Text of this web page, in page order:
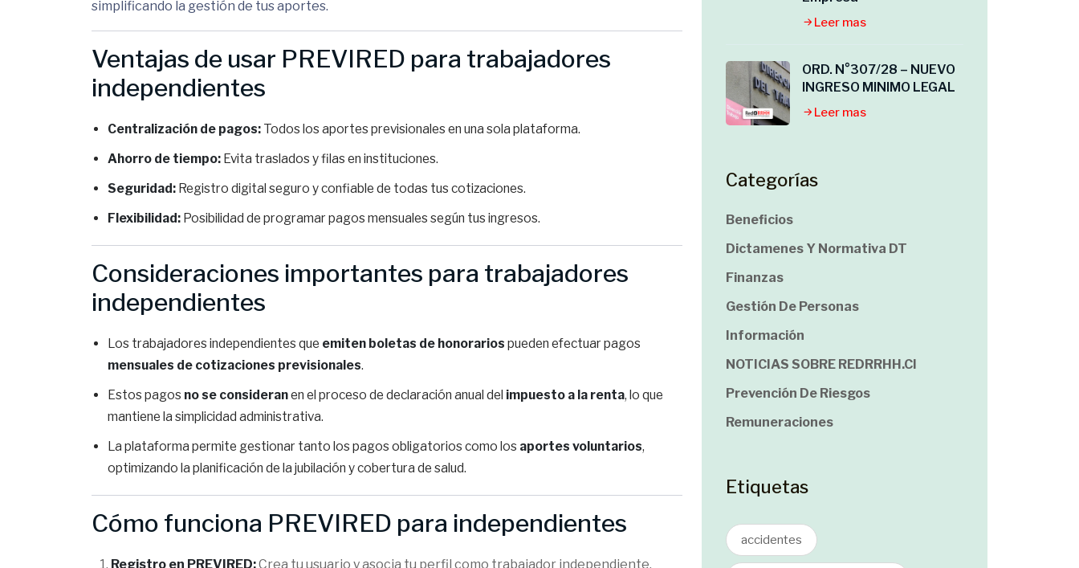
simplificando la gestión de tus aportes.
Ventajas de usar PREVIRED para trabajadores
independientes
Centralización de pagos: Todos los aportes previsionales en una sola plataforma.
Ahorro de tiempo: Evita traslados y filas en instituciones.
Seguridad: Registro digital seguro y confiable de todas tus cotizaciones.
Flexibilidad: Posibilidad de programar pagos mensuales según tus ingresos.
Consideraciones importantes para trabajadores
independientes
Los trabajadores independientes que emiten boletas de honorarios pueden efectuar pagos
mensuales de cotizaciones previsionales.
Estos pagos no se consideranen el proceso de declaración anual del impuesto a la renta, lo que
mantiene la simplicidad administrativa.
La plataforma permite gestionar tanto los pagos obligatorios como los aportes voluntarios,
optimizando la planificación de la jubilación y cobertura de salud.
Cómo funciona PREVIRED para independientes
Registro en PREVIRED:Crea tu usuario y asocia tu perfil como trabajador independiente.
Leer mas
ORD. N°307/28 – NUEVO
INGRESO MINIMO LEGAL
Leer mas
Categorías
Beneficios
Dictamenes Y Normativa DT
Finanzas
Gestión De Personas
Información
NOTICIAS SOBRE REDRRHH.cl
Prevención De Riesgos
Remuneraciones
Etiquetas
accidentes